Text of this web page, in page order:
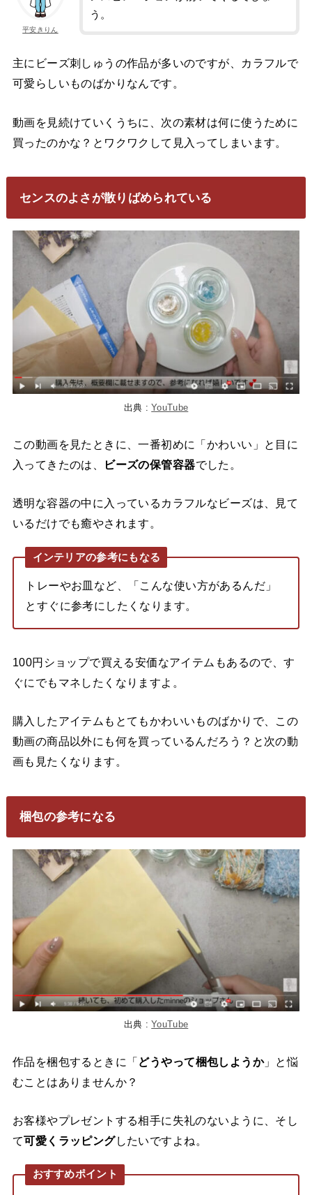
平安きりん
う。
主にビーズ刺しゅうの作品が多いのですが、カラフルで
可愛らしいものばかりなんです。
動画を見続けていくうちに、次の素材は何に使うために
買ったのかな？とワクワクして見入ってしまいます。
センスのよさが散りばめられている
出典 :YouTube
この動画を見たときに、一番初めに「かわいい」と目に
入ってきたのは、
ビーズの保管容器でした。
透明な容器の中に入っているカラフルなビーズは、見て
いるだけでも癒やされます。
インテリアの参考にもなる
トレーやお皿など、「こんな使い方があるんだ」
とすぐに参考にしたくなります。
100円ショップで買える安価なアイテムもあるので、す
ぐにでもマネしたくなりますよ。
購入したアイテムもとてもかわいいものばかりで、この
動画の商品以外にも何を買っているんだろう？と次の動
画も見たくなります。
梱包の参考になる
出典 :YouTube
作品を梱包するときに「どうやって梱包しようか」と悩
むことはありませんか？
お客様やプレゼントする相手に失礼のないように、そし
て可愛くラッピングしたいですよね。
おすすめポイント